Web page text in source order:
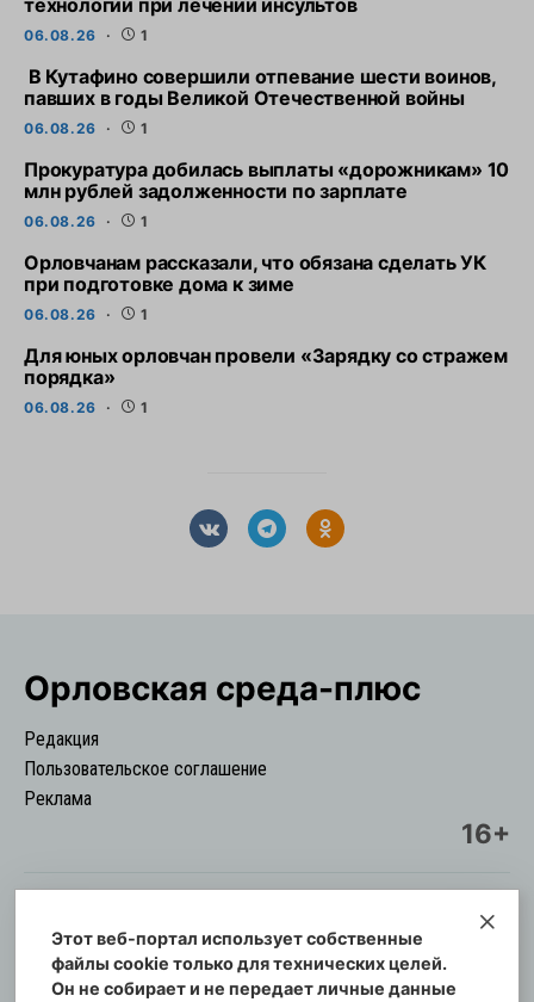
технологии при лечении инсультов
06.08.26 1
В Кутафино совершили отпевание шести воинов,
павших в годы Великой Отечественной войны
06.08.26 1
Прокуратура добилась выплаты «дорожникам» 10
млн рублей задолженности по зарплате
06.08.26 1
Орловчанам рассказали, что обязана сделать УК
при подготовке дома к зиме
06.08.26 1
Для юных орловчан провели «Зарядку со стражем
порядка»
06.08.26 1
Орловская cреда-плюс
Редакция
Пользовательское соглашение
Реклама
16+
© Информационный городской портал
Орловская cреда-плюс, 2021-2026
Этот веб-портал использует собственные
файлы cookie только для технических целей.
Он не собирает и не передает личные данные